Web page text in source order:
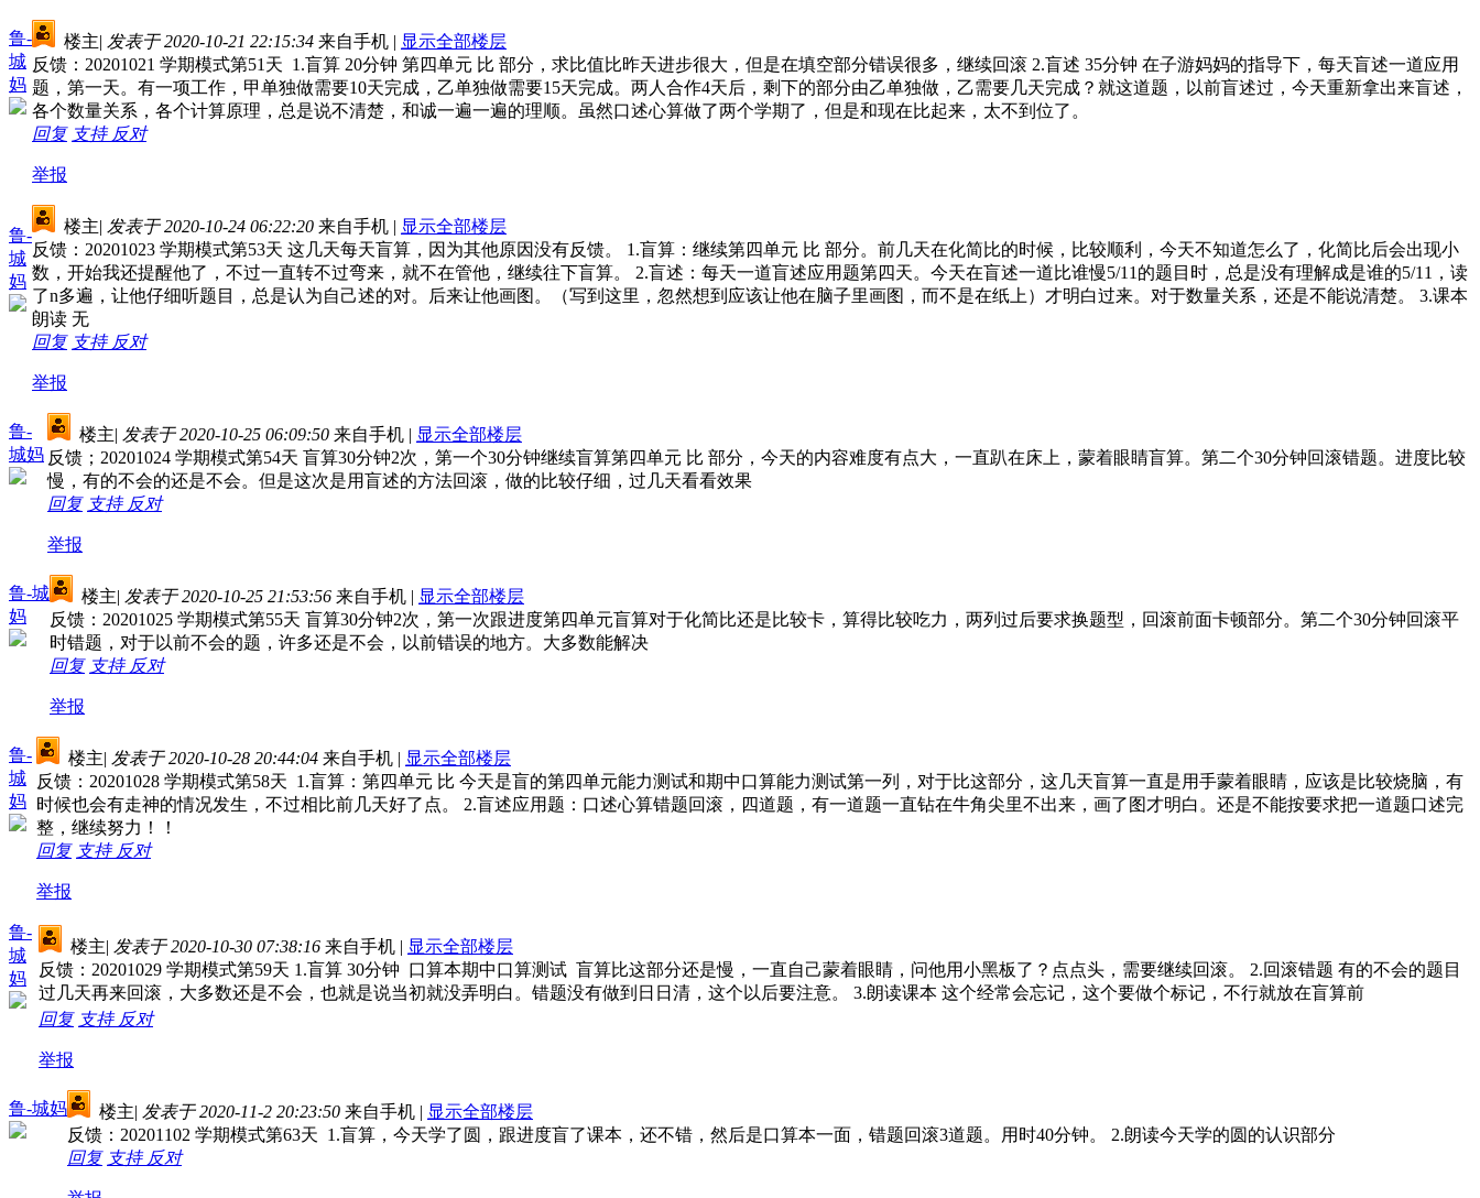
鲁-
城
妈
楼主| 发表于 2020-10-21 22:15:34 来自手机 | 显示全部楼层
反馈：20201021 学期模式第51天 1.盲算 20分钟 第四单元 比 部分，求比值比昨天进步很大，但是在填空部分错误很多，继续回滚 2.盲述 35分钟 在子游妈妈的指导下，每天盲述一道应用
题，第一天。有一项工作，甲单独做需要10天完成，乙单独做需要15天完成。两人合作4天后，剩下的部分由乙单独做，乙需要几天完成？就这道题，以前盲述过，今天重新拿出来盲述，
各个数量关系，各个计算原理，总是说不清楚，和诚一遍一遍的理顺。虽然口述心算做了两个学期了，但是和现在比起来，太不到位了。
回复 支持 反对
举报
鲁-
城
妈
楼主| 发表于 2020-10-24 06:22:20 来自手机 | 显示全部楼层
反馈：20201023 学期模式第53天 这几天每天盲算，因为其他原因没有反馈。 1.盲算：继续第四单元 比 部分。前几天在化简比的时候，比较顺利，今天不知道怎么了，化简比后会出现小
数，开始我还提醒他了，不过一直转不过弯来，就不在管他，继续往下盲算。 2.盲述：每天一道盲述应用题第四天。今天在盲述一道比谁慢5/11的题目时，总是没有理解成是谁的5/11，读
了n多遍，让他仔细听题目，总是认为自己述的对。后来让他画图。（写到这里，忽然想到应该让他在脑子里画图，而不是在纸上）才明白过来。对于数量关系，还是不能说清楚。 3.课本
朗读 无
回复 支持 反对
举报
鲁-
城妈
楼主| 发表于 2020-10-25 06:09:50 来自手机 | 显示全部楼层
反馈；20201024 学期模式第54天 盲算30分钟2次，第一个30分钟继续盲算第四单元 比 部分，今天的内容难度有点大，一直趴在床上，蒙着眼睛盲算。第二个30分钟回滚错题。进度比较
慢，有的不会的还是不会。但是这次是用盲述的方法回滚，做的比较仔细，过几天看看效果
回复 支持 反对
举报
鲁-城
妈
楼主| 发表于 2020-10-25 21:53:56 来自手机 | 显示全部楼层
反馈：20201025 学期模式第55天 盲算30分钟2次，第一次跟进度第四单元盲算对于化简比还是比较卡，算得比较吃力，两列过后要求换题型，回滚前面卡顿部分。第二个30分钟回滚平
时错题，对于以前不会的题，许多还是不会，以前错误的地方。大多数能解决
回复 支持 反对
举报
鲁-
城
妈
楼主| 发表于 2020-10-28 20:44:04 来自手机 | 显示全部楼层
反馈：20201028 学期模式第58天 1.盲算：第四单元 比 今天是盲的第四单元能力测试和期中口算能力测试第一列，对于比这部分，这几天盲算一直是用手蒙着眼睛，应该是比较烧脑，有
时候也会有走神的情况发生，不过相比前几天好了点。 2.盲述应用题：口述心算错题回滚，四道题，有一道题一直钻在牛角尖里不出来，画了图才明白。还是不能按要求把一道题口述完
整，继续努力！！
回复 支持 反对
举报
鲁-
城
妈
楼主| 发表于 2020-10-30 07:38:16 来自手机 | 显示全部楼层
反馈：20201029 学期模式第59天 1.盲算 30分钟 口算本期中口算测试 盲算比这部分还是慢，一直自己蒙着眼睛，问他用小黑板了？点点头，需要继续回滚。 2.回滚错题 有的不会的题目
过几天再来回滚，大多数还是不会，也就是说当初就没弄明白。错题没有做到日日清，这个以后要注意。 3.朗读课本 这个经常会忘记，这个要做个标记，不行就放在盲算前
回复 支持 反对
举报
鲁-城妈 楼主| 发表于 2020-11-2 20:23:50 来自手机 | 显示全部楼层
反馈：20201102 学期模式第63天 1.盲算，今天学了圆，跟进度盲了课本，还不错，然后是口算本一面，错题回滚3道题。用时40分钟。 2.朗读今天学的圆的认识部分
回复 支持 反对